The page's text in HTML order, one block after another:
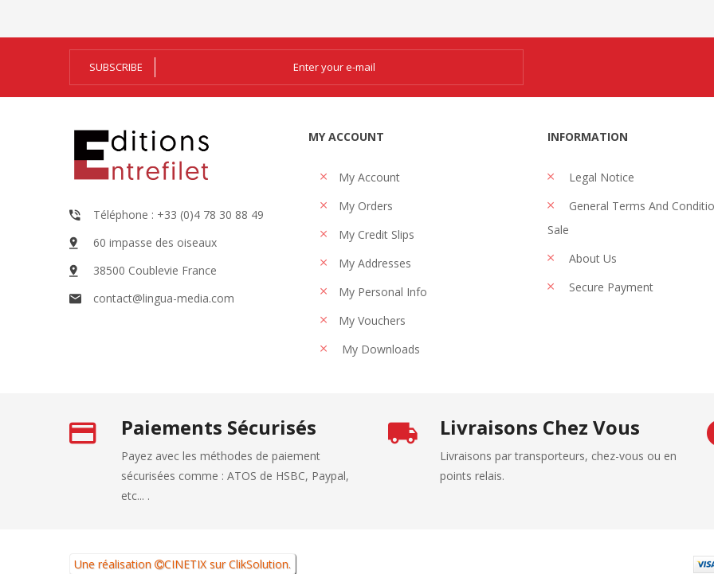
SUBSCRIBE
Téléphone : +33 (0)4 78 30 88 49
60 impasse des oiseaux
38500 Coublevie France
contact@lingua-media.com
MY ACCOUNT
My Account
My Orders
My Credit Slips
My Addresses
My Personal Info
My Vouchers
My Downloads
INFORMATION
Legal Notice
General Terms And
Sale
About Us
Secure Payment
Paiements Sécurisés
Payez avec les méthodes de paiement
sécurisées comme : ATOS de HSBC, Paypal,
etc... .
Livraisons Chez Vous
Livraisons par transporteurs, chez-vous ou en
points relais.
Une réalisation CINETIX surClikSolution.